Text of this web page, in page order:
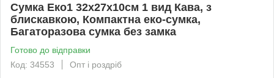
Сумка Еко1 32х27х10см 1 вид Кава, з
блискавкою, Компактна еко-сумка,
Багаторазова сумка без замка
Готово до відправки
Код: 34553
Опт і роздріб